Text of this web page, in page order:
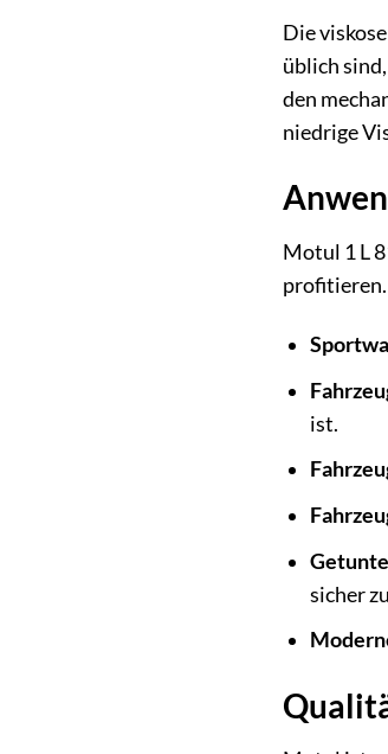
Die
üblich
den
niedrige
Motul 1 L
ist.
sicher